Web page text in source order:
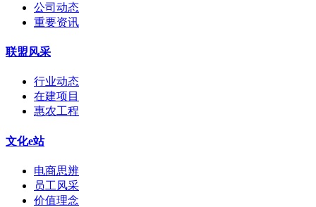
公司动态
重要资讯
联盟风采
行业动态
在建项目
惠农工程
文化e站
电商思辨
员工风采
价值理念